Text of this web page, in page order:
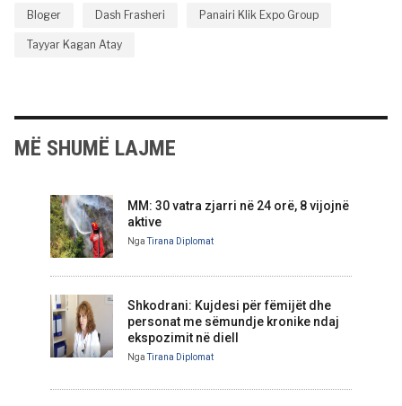
Bloger Dash Frasheri Panairi Klik Expo Group
Tayyar Kagan Atay
MË SHUMË LAJME
MM: 30 vatra zjarri në 24 orë, 8 vijojnë
aktive
NgaTirana Diplomat
Shkodrani: Kujdesi për fëmijët dhe
personat me sëmundje kronike ndaj
ekspozimit në diell
NgaTirana Diplomat